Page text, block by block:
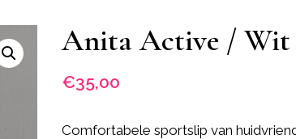
Anita Active / Wit
€35,00
Comfortabele sportslip van